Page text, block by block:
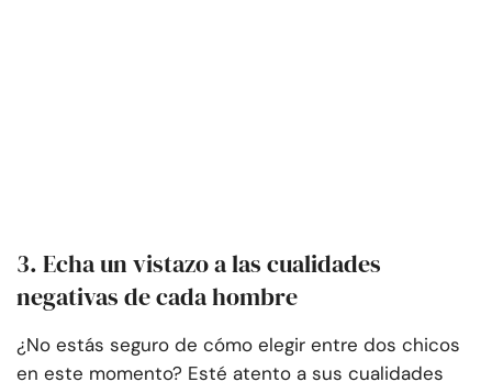
3. Echa un vistazo a las cualidades
negativas de cada hombre
¿No estás seguro de cómo elegir entre dos chicos
en este momento? Esté atento a sus cualidades